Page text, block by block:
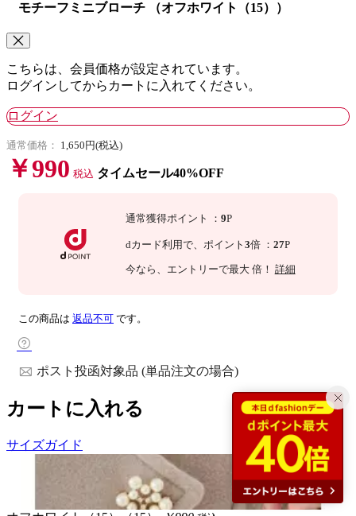
モチーフミニブローチ （オフホワイト（15））
こちらは、会員価格が設定されています。
ログインしてからカートに入れてください。
ログイン
通常価格： 1,650円(税込)
￥990 税込 タイムセール40%OFF
通常獲得ポイント ： 9P
dカード利用で、 ポイント 3倍 ： 27P
今なら 、エントリーで最大 倍！ 詳細
この商品は 返品不可 です。
ポスト投函対象品 (単品注文の場合)
カートに入れる
サイズガイド